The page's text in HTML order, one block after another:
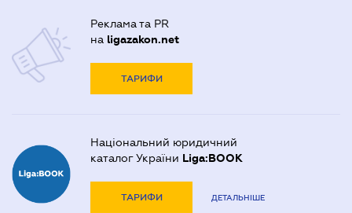
Реклама та PR
на ligazakon.net
ТАРИФИ
Національний юридичний
каталог України Liga:BOOK
ТАРИФИ ДЕТАЛЬНІШЕ